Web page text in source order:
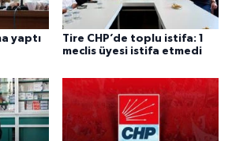
yaptı
Tire CHP’de toplu istifa: 1
meclis üyesi istifa etmedi